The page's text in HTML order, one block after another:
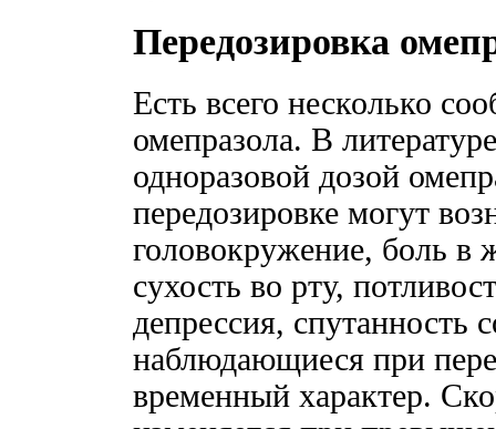
Передозировка
Есть всего несколько
омепразола. В
одноразовой дозой
передозировке могут
головокружение, боль в
сухость во рту,
депрессия, спутанность
наблюдающиеся при
временный характер.